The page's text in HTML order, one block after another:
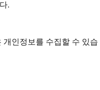
.
개인정보를 수집할 수 있습